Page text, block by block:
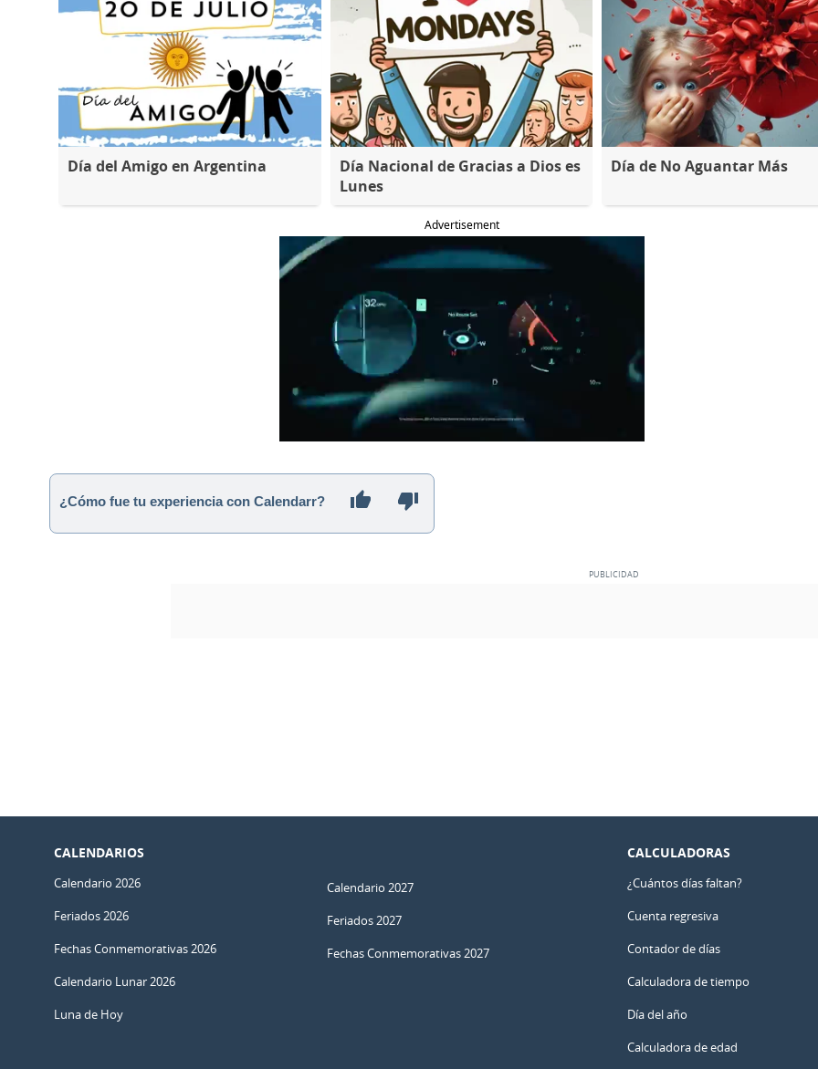
Día del Amigo en Argentina
Día Nacional de Gracias a Dios es
Lunes
Día de No Aguantar Más
Advertisement
¿Cómo fue tu experiencia con Calendarr?
CALENDARIOS
Calendario 2026
Feriados 2026
Fechas Conmemorativas 2026
Calendario Lunar 2026
Luna de Hoy
Calendario 2027
Feriados 2027
Fechas Conmemorativas 2027
CALCULADORAS
¿Cuántos días faltan?
Cuenta regresiva
Contador de días
Calculadora de tiempo
Día del año
Calculadora de edad